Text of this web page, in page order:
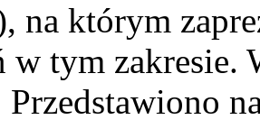
na którym
w tym zakresie.
Przedstawiono